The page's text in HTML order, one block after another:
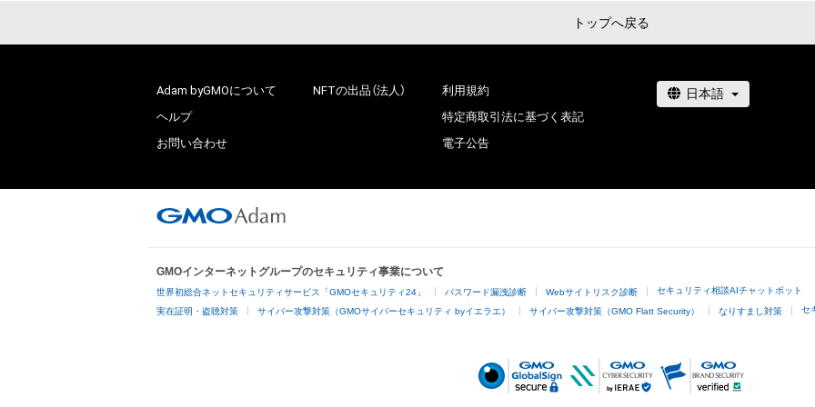
トップへ戻る
Adam byGMOについて
ヘルプ
お問い合わせ
NFTの出品（法人）
利用規約
特定商取引法に基づく表記
電子公告
GMOインターネットグループのセキュリティ事業について
世界初総合ネットセキュリティサービス「GMOセキュリティ24」 パスワード漏洩診断 Webサイトリスク診断 セキュリティ相談AIチャットボット
実在証明・盗聴対策 サイバー攻撃対策（GMOサイバーセキュリティ byイエラエ） サイバー攻撃対策（GMO Flatt Security） なりすまし対策 セ